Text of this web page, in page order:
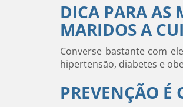
DICA PARA AS
MARIDOS A
Converse bastante com
hipertensão, diabetes e
PREVENÇÃO É